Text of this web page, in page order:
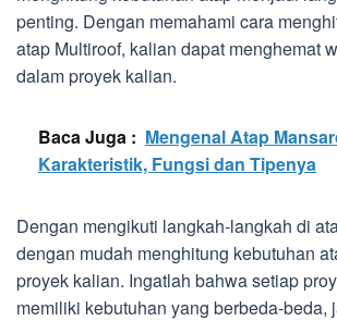
penting. Dengan memahami cara
atap Multiroof, kalian dapat menghemat
dalam proyek kalian.
Baca Juga : Mengenal Atap
Karakteristik, Fungsi dan Tipenya
Dengan mengikuti langkah-langkah di
dengan mudah menghitung kebutuhan
proyek kalian. Ingatlah bahwa setiap
memiliki kebutuhan yang berbeda-beda,